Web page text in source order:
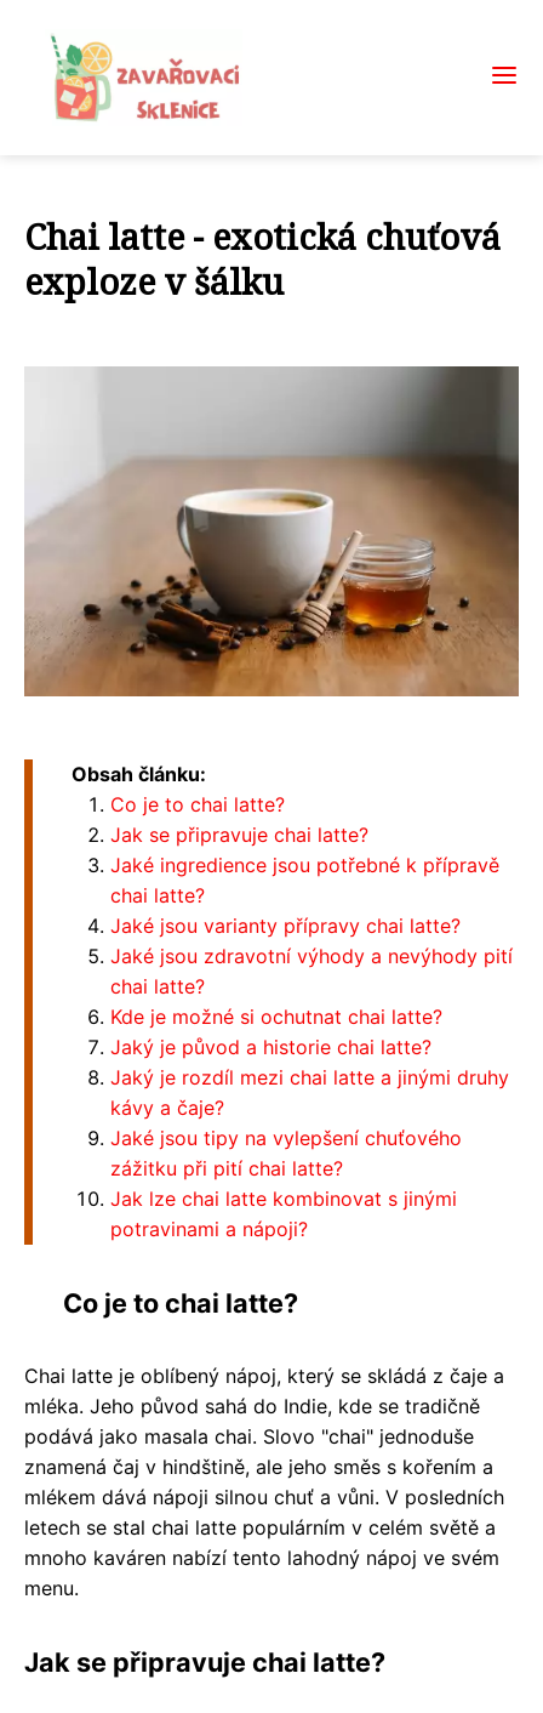
Chai latte - exotická chuťová
exploze v šálku
Obsah článku:
Co je to chai latte?
Jak se připravuje chai latte?
Jaké ingredience jsou potřebné k přípravě
chai latte?
Jaké jsou varianty přípravy chai latte?
Jaké jsou zdravotní výhody a nevýhody pití
chai latte?
Kde je možné si ochutnat chai latte?
Jaký je původ a historie chai latte?
Jaký je rozdíl mezi chai latte a jinými druhy
kávy a čaje?
Jaké jsou tipy na vylepšení chuťového
zážitku při pití chai latte?
Jak lze chai latte kombinovat s jinými
potravinami a nápoji?
Co je to chai latte?
Chai latte je oblíbený nápoj, který se skládá z čaje a
mléka. Jeho původ sahá do Indie, kde se tradičně
podává jako masala chai. Slovo "chai" jednoduše
znamená čaj v hindštině, ale jeho směs s kořením a
mlékem dává nápoji silnou chuť a vůni. V posledních
letech se stal chai latte populárním v celém světě a
mnoho kaváren nabízí tento lahodný nápoj ve svém
menu.
Jak se připravuje chai latte?